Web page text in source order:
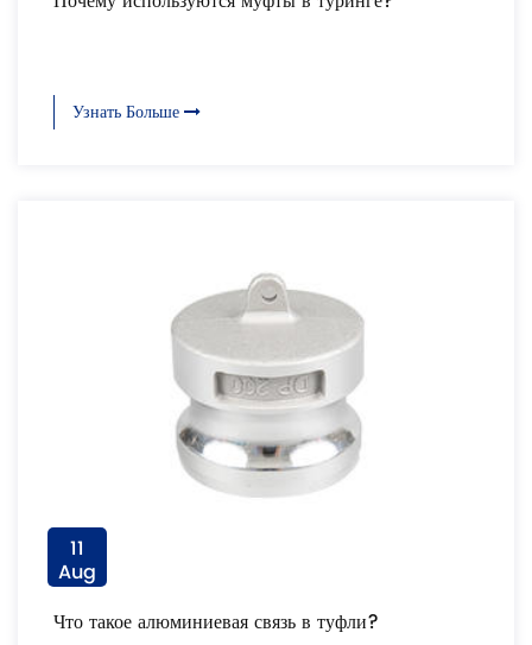
Узнать Больше
11
Aug
Что такое алюминиевая связь в туфли?